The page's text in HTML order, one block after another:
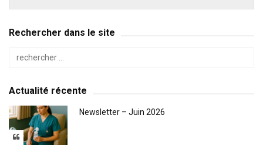
Rechercher dans le site
Actualité récente
Newsletter – Juin 2026